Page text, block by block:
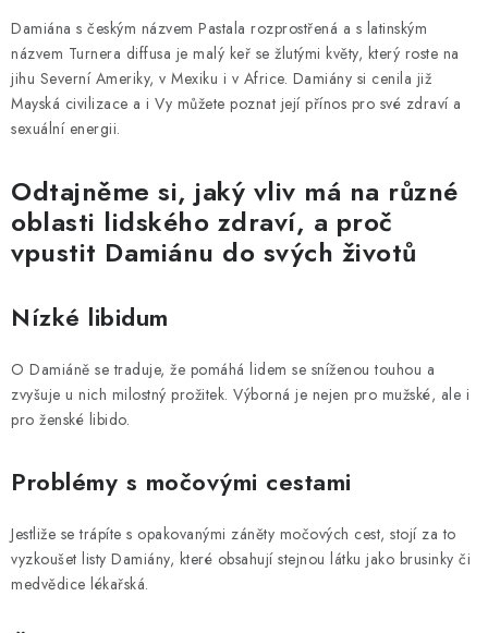
d
a
c
í
p
v
k
y
ý
p
i
s
u
Damiána s českým názvem Pastala rozprostřená a s latinským
názvem Turnera diffusa je malý keř se žlutými květy, který roste na
jihu Severní Ameriky, v Mexiku i v Africe. Damiány si cenila již
Mayská civilizace a i Vy můžete poznat její přínos pro své zdraví a
sexuální energii.
Odtajněme si, jaký vliv má na různé
oblasti lidského zdraví, a proč
vpustit Damiánu do svých životů
Nízké libidum
O Damiáně se traduje, že pomáhá lidem se sníženou touhou a
zvyšuje u nich milostný prožitek. Výborná je nejen pro mužské, ale i
pro ženské libido.
Problémy s močovými cestami
Jestliže se trápíte s opakovanými záněty močových cest, stojí za to
vyzkoušet listy Damiány, které obsahují stejnou látku jako brusinky či
medvědice lékařská.